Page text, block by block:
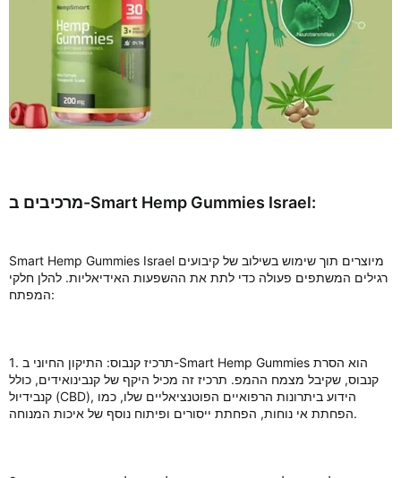
מרכיבים ב-Smart Hemp Gummies Israel:
Smart Hemp Gummies Israel מיוצרים תוך שימוש בשילוב של קיבועים
רגילים המשתפים פעולה כדי לתת את ההשפעות האידיאליות. להלן חלקי
המפתח:
1. תרכיז קנבוס: התיקון החיוני ב-Smart Hemp Gummies הוא הסרת
קנבוס, שקיבל מצמח ההמפ. תרכיז זה מכיל היקף של קנבינואידים, כולל
קנבידיול (CBD), הידוע ביתרונות הרפואיים הפוטנציאליים שלו, כמו
הפחתת אי נוחות, הפחתת ייסורים ופיתוח נוסף של איכות המנוחה.